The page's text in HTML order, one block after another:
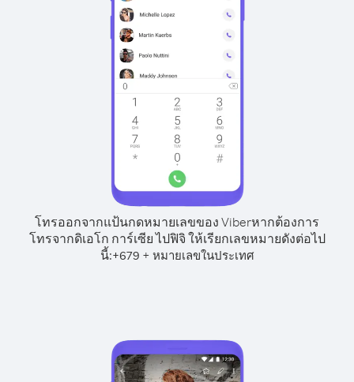
โทรออกจากแป้นกดหมายเลขของ Viberหากต้องการ
โทรจากดิเอโก การ์เซีย ไปฟิจิ ให้เรียกเลขหมายดังต่อไป
นี้:+679 + หมายเลขในประเทศ